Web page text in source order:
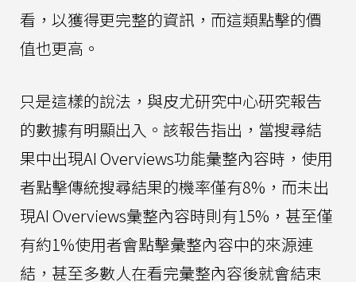
看，以獲得更完整的資訊，而這類點擊的價
值也更高。
只是這樣的說法，與皮尤研究中心研究報告
的數據有明顯出入。該報告指出，當搜尋結
果中出現AI Overviews功能彙整內容時，使用
者點擊傳統搜尋結果的機率僅有8%，而未出
現AI Overviews彙整內容時則有15%，甚至僅
有約1%使用者會點擊彙整內容中的來源連
結，甚至多數人在看完彙整內容後就會結束